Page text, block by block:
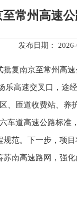
至常州高速
发布日期：
复南京至常州高
乐高速交叉口，途
、匝道收费站、养
车道高速公路标准
范。下一步，项
南高速路网，强